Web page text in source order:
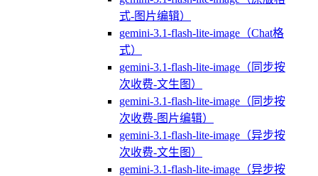
式-图片编辑）
gemini-3.1-flash-lite-image（Chat格
式）
gemini-3.1-flash-lite-image（同步按
次收费-文生图）
gemini-3.1-flash-lite-image（同步按
次收费-图片编辑）
gemini-3.1-flash-lite-image（异步按
次收费-文生图）
gemini-3.1-flash-lite-image（异步按